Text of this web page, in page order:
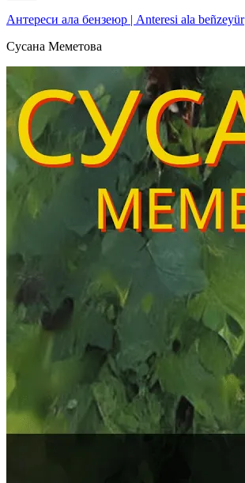
Антереси ала бензеюр | Anteresi ala beñzeyür
Сусана Меметова